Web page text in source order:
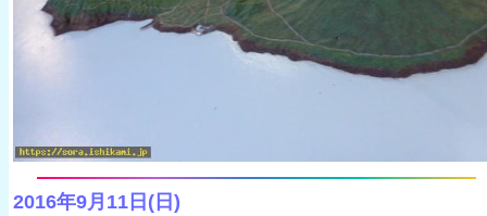
2016年9月11日(日)